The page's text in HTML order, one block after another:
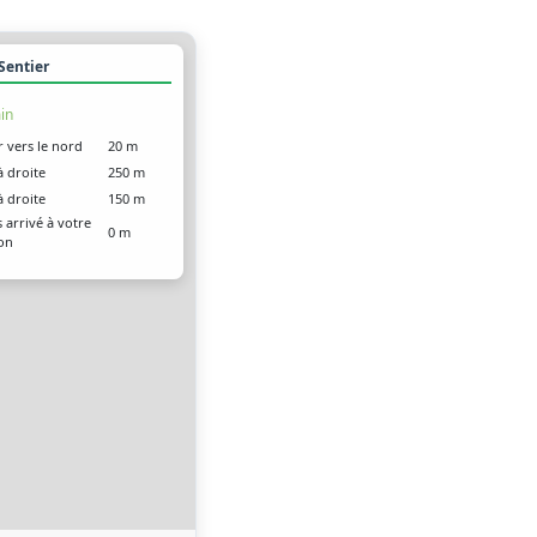
vers le nord
20 m
droite
250 m
droite
150 m
arrivé à votre
0 m